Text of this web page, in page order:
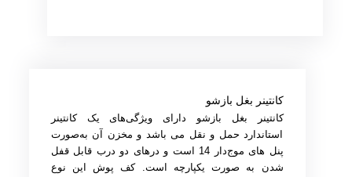
کانتینر بغل بازشو
کانتینر بغل بازشو دارای ویژگی‌های یک کانتینر
استاندارد حمل‌ و نقل می باشد و مخزن آن به‌صورت
پنل های موج‌دار 14 است و درهای دو درب قابل قفل
شدن به‌ صورت یکپارچه است. کف‌ پوش این نوع